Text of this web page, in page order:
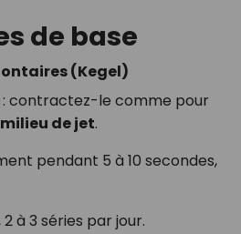
de base
(Kegel)
: contractez-le comme pour
de jet.
pendant 5 à 10 secondes,
2 à 3 séries par jour.